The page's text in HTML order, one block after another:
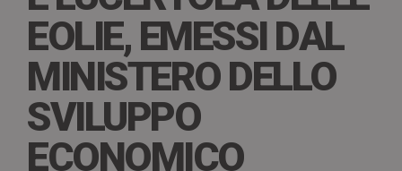
EOLIE, EMESSI DAL
MINISTERO DELLO
SVILUPPO
ECONOMICO